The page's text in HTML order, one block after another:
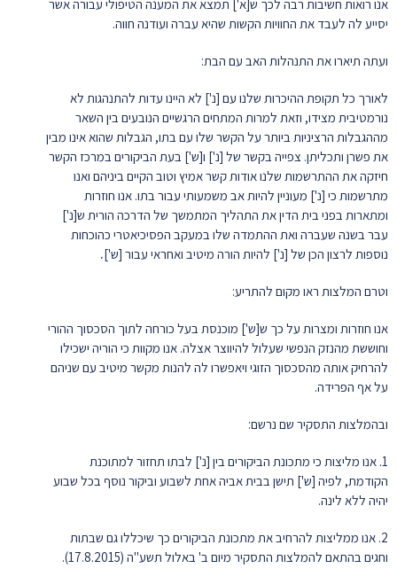
אנו רואות חשיבות רבה לכך ש[א'] תמצא את המענה הטיפולי עבורה אשר
יסייע לה לעבד את החוויות הקשות שהיא עברה ועודנה חווה.
ועתה תיארו את התנהלות האב עם הבת:
לאורך כל תקופת ההיכרות שלנו עם [נ'] לא היינו עדות להתנהגות לא
נורמטיבית מצידו, וזאת למרות המתחים הרגשיים הנובעים בין השאר
מההגבלות הרציניות ביותר על הקשר שלו עם בתו, הגבלות שהוא אינו מבין
את פשרן ותכליתן. צפייה בקשר של [נ'] ו[ש'] בעת הביקורים במרכז הקשר
חיזקה את ההתרשמות שלנו אודות קשר אמיץ וטוב הקיים ביניהם ואנו
מתרשמות כי [נ'] מעוניין להיות אב משמעותי עבור בתו. אנו חוזרות
ומתארות בפני בית הדין את התהליך המתמשך של הדרכה הורית ש[נ']
עבר בשנה שעברה ואת ההתמדה שלו במעקב הפסיכיאטרי כהוכחות
נוספות לרצון הכן של [נ'] להיות הורה מיטיב ואחראי עבור [ש'].
וטרם המלצות ראו מקום להתריע:
אנו חוזרות ומצרות על כך ש[ש'] מוכנסת בעל כורחה לתוך הסכסוך ההורי
וחוששת מהנזק הנפשי שעלול להיווצר אצלה. אנו מקוות כי הוריה ישכילו
להרחיק אותה מהסכסוך הזוגי ויאפשרו לה להנות מקשר מיטיב עם שניהם
על אף הפרידה.
ובהמלצות התסקיר שם נרשם:
1. אנו מליצות כי מתכונת הביקורים בין [נ'] לבתו תחזור למתוכנת
הקודמת, לפיה [ש'] תישן בבית אביה אחת לשבוע וביקור נוסף בכל שבוע
יהיה ללא לינה.
2. אנו ממליצות להרחיב את מתכונת הביקורים כך שיכללו גם שבתות
וחגים בהתאם להמלצות התסקיר מיום ב' באלול תשע"ה (17.8.2015).